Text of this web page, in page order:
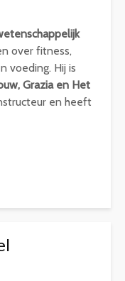
over fitness,
voeding. Hij is
Grazia en Het
en heeft